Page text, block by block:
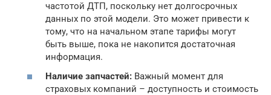
частотой ДТП, поскольку нет долгосрочных
данных по этой модели. Это может привести к
тому, что на начальном этапе тарифы могут
быть выше, пока не накопится достаточная
информация.
Наличие запчастей: Важный момент для
страховых компаний – доступность и стоимость